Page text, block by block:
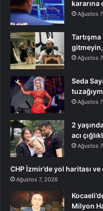
kararına
Ağustos
gitmeyin,
Ağustos
Seda
Ağustos
2
acı
Ağustos
CHP İzmir’de yol haritası
Ağustos 7, 2026
Milyon